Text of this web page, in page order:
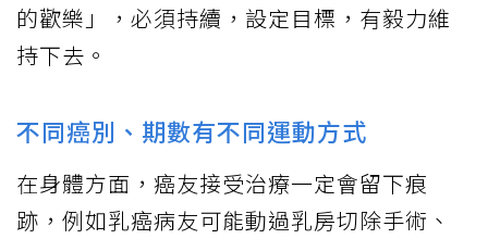
的歡樂」，必須持續，設定目標，有毅力維
持下去。
不同癌別、期數有不同運動方式
在身體方面，癌友接受治療一定會留下痕
跡，例如乳癌病友可能動過乳房切除手術、